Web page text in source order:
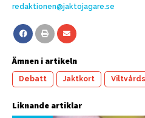
redaktionen@jaktojagare.se
Ämnen i artikeln
Debatt Jaktkort
Liknande artiklar